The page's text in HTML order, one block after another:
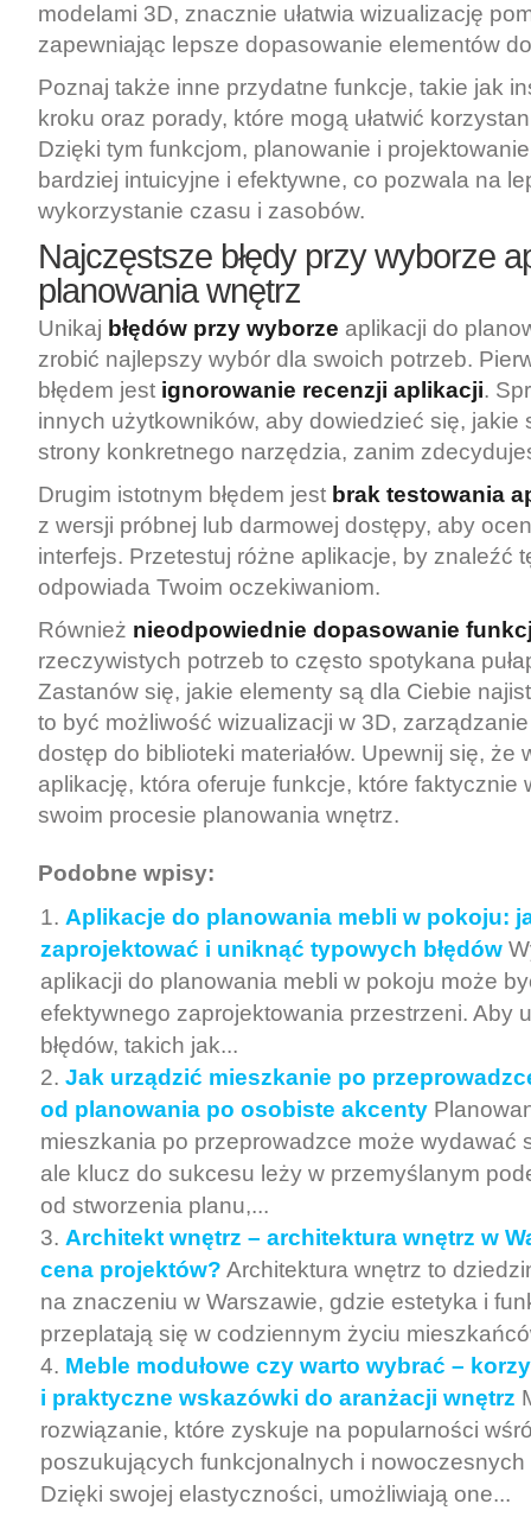
modelami 3D, znacznie ułatwia wizualizację
zapewniając lepsze dopasowanie elementów
Poznaj także inne przydatne funkcje, takie jak
kroku oraz porady, które mogą ułatwić
Dzięki tym funkcjom, planowanie i
bardziej intuicyjne i efektywne, co pozwala na
wykorzystanie czasu i zasobów.
Najczęstsze błędy przy wyborze
planowania wnętrz
Unikaj błędów przy wyborze aplikacji do
zrobić najlepszy wybór dla swoich potrzeb.
błędem jest ignorowanie recenzji aplikacji.
innych użytkowników, aby dowiedzieć się, jakie
strony konkretnego narzędzia, zanim
Drugim istotnym błędem jest brak testowania
z wersji próbnej lub darmowej dostępy, aby
interfejs. Przetestuj różne aplikacje, by znaleźć
odpowiada Twoim oczekiwaniom.
Również nieodpowiednie dopasowanie
rzeczywistych potrzeb to często spotykana
Zastanów się, jakie elementy są dla Ciebie
to być możliwość wizualizacji w 3D,
dostęp do biblioteki materiałów. Upewnij się, że
aplikację, która oferuje funkcje, które faktycznie
swoim procesie planowania wnętrz.
Podobne wpisy:
Aplikacje do planowania mebli w pokoju:
zaprojektować i uniknąć typowych błędów
aplikacji do planowania mebli w pokoju może
efektywnego zaprojektowania przestrzeni. Aby
błędów, takich jak...
Jak urządzić mieszkanie po
od planowania po osobiste akcenty
mieszkania po przeprowadzce może wydawać
ale klucz do sukcesu leży w przemyślanym
od stworzenia planu,...
Architekt wnętrz – architektura wnętrz w
cena projektów? Architektura wnętrz to
na znaczeniu w Warszawie, gdzie estetyka i
przeplatają się w codziennym życiu
Meble modułowe czy warto wybrać –
i praktyczne wskazówki do aranżacji wnętrz
rozwiązanie, które zyskuje na popularności
poszukujących funkcjonalnych i
Dzięki swojej elastyczności, umożliwiają one...